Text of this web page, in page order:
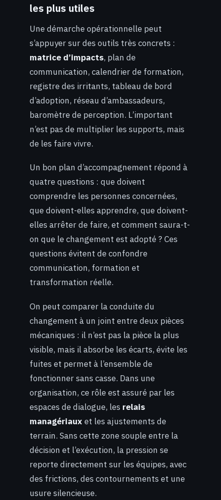
les plus utiles
Une démarche opérationnelle peut
s’appuyer sur des outils très concrets :
matrice d’impacts, plan de
communication, calendrier de formation,
registre des irritants, tableau de bord
d’adoption, réseau d’ambassadeurs,
baromètre de perception. L’important
n’est pas de multiplier les supports, mais
de les faire vivre.
Un bon plan d’accompagnement répond à
quatre questions : que doivent
comprendre les personnes concernées,
que doivent-elles apprendre, que doivent-
elles arrêter de faire, et comment saura-t-
on que le changement est adopté ? Ces
questions évitent de confondre
communication, formation et
transformation réelle.
On peut comparer la conduite du
changement à un joint entre deux pièces
mécaniques : il n’est pas la pièce la plus
visible, mais il absorbe les écarts, évite les
fuites et permet à l’ensemble de
fonctionner sans casse. Dans une
organisation, ce rôle est assuré par les
espaces de dialogue, les relais
managériaux et les ajustements de
terrain. Sans cette zone souple entre la
décision et l’exécution, la pression se
reporte directement sur les équipes, avec
des frictions, des contournements et une
usure silencieuse.